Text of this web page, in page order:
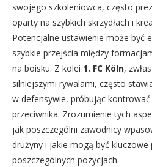
swojego szkoleniowca, często
oparty na szybkich skrzydłach i
Potencjalne ustawienie może być
szybkie przejścia między
na boisku. Z kolei 1. FC Köln,
silniejszymi rywalami, często
w defensywie, próbując kontrować
przeciwnika. Zrozumienie tych
jak poszczególni zawodnicy
drużyny i jakie mogą być kluczowe
poszczególnych pozycjach.